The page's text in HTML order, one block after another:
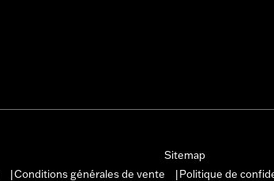
Sitemap
Conditions générales de vente Politique de